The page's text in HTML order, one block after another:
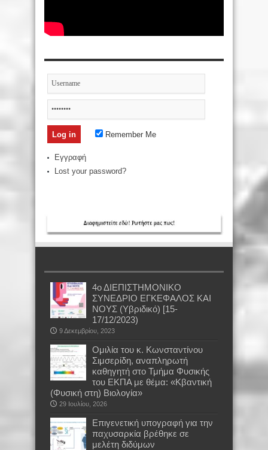
Remember Me
Εγγραφή
Lost your password?
4ο ΔΙΕΠΙΣΤΗΜΟΝΙΚΟ
ΣΥΝΕΔΡΙΟ ΕΓΚΕΦΑΛΟΣ ΚΑΙ
ΝΟΥΣ (Υβριδικό) [15-
17/12/2023)
9 Δεκεμβρίου, 2023
Oμιλία του κ. Κωνσταντίνου
Σιμσερίδη, αναπληρωτή
καθηγητή στο Τμήμα Φυσικής
του ΕΚΠΑ με θέμα: «Κβαντική
(Φυσική στη) Βιολογία»
29 Ιουλίου, 2026
Επιγενετική υπογραφή για την
παχυσαρκία βρέθηκε σε
μελέτη διδύμων